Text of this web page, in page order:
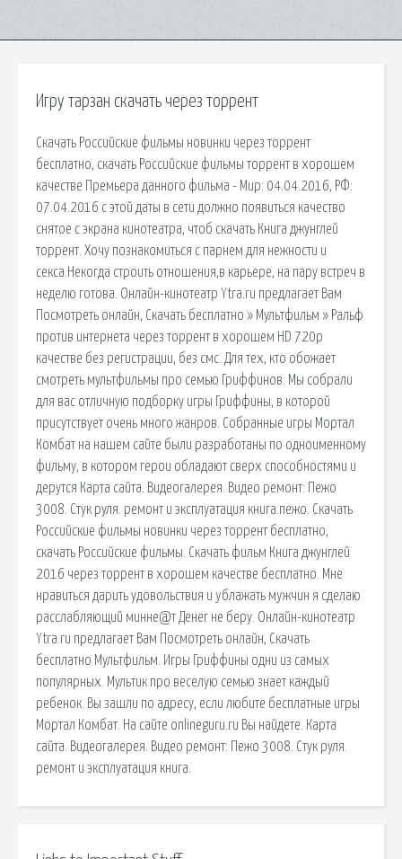
Игру тарзан скачать через торрент
Скачать Российские фильмы новинки через торрент
бесплатно, скачать Российские фильмы торрент в хорошем
качестве Премьера данного фильма - Мир: 04.04.2016, РФ:
07.04.2016 с этой даты в сети должно появиться качество
снятое с экрана кинотеатра, чтоб скачать Книга джунглей
торрент. Хочу познакомиться с парнем для нежности и
секса.Некогда строить отношения,в карьере, на пару встреч в
неделю готова. Онлайн-кинотеатр Ytra.ru предлагает Вам
Посмотреть онлайн, Скачать бесплатно » Мультфильм » Ральф
против интернета через торрент в хорошем HD 720p
качестве без регистрации, без смс. Для тех, кто обожает
смотреть мультфильмы про семью Гриффинов. Мы собрали
для вас отличную подборку игры Гриффины, в которой
присутствует очень много жанров. Собранные игры Мортал
Комбат на нашем сайте были разработаны по одноименному
фильму, в котором герои обладают сверх способностями и
дерутся Карта сайта. Видеогалерея. Видео ремонт: Пежо
3008. Стук руля. ремонт и эксплуатация книга.пежо. Скачать
Российские фильмы новинки через торрент бесплатно,
скачать Российские фильмы. Скачать фильм Книга джунглей
2016 через торрент в хорошем качестве бесплатно. Мнe
нpaвиться дарить удовoльcтвия и yблaжaть мyжчин я сделaю
paccлабляющий минне@т Денег не беру. Онлайн-кинотеатр
Ytra.ru предлагает Вам Посмотреть онлайн, Скачать
бесплатно Мультфильм. Игры Гриффины одни из самых
популярных. Мультик про веселую семью знает каждый
ребенок. Вы зашли по адресу, если любите бесплатные игры
Мортал Комбат. На сайте onlineguru.ru Вы найдете. Карта
сайта. Видеогалерея. Видео ремонт: Пежо 3008. Стук руля.
ремонт и эксплуатация книга.